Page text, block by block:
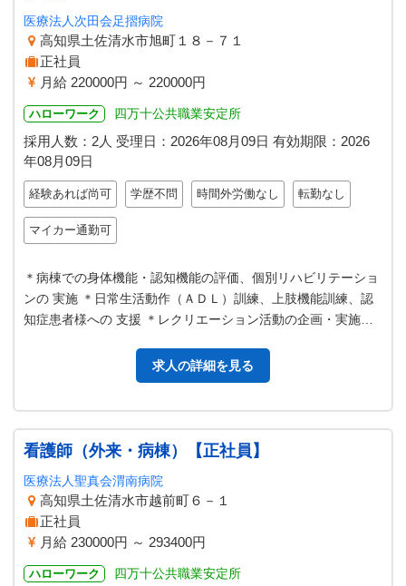
医療法人次田会足摺病院
高知県土佐清水市旭町１８－７１
正社員
月給 220000円 ～ 220000円
ハローワーク 四万十公共職業安定所
採用人数：2人 受理日： 2026年08月09日 有効期限： 2026
年08月09日
経験あれば尚可 学歴不問 時間外労働なし 転勤なし
マイカー通勤可
＊病棟での身体機能・認知機能の評価、個別リハビリテーショ
ンの 実施 ＊日常生活動作（ＡＤＬ）訓練、上肢機能訓練、認
知症患者様への 支援 ＊レクリエーション活動の企画・実施、
求人の詳細を見る
看護師（外来・病棟）【正社員】
医療法人聖真会渭南病院
高知県土佐清水市越前町６－１
正社員
月給 230000円 ～ 293400円
ハローワーク 四万十公共職業安定所